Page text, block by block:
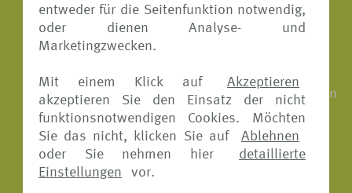
entweder für die Seitenfunktion notwendig,
oder dienen Analyse- und
Marketingzwecken.
Mit einem Klick auf
Akzeptieren
akzeptieren Sie den Einsatz der nicht
funktionsnotwendigen Cookies. Möchten
Sie das nicht, klicken Sie auf
Ablehnen
oder Sie nehmen hier
detaillierte
Einstellungen
vor.
Medizinisch sinnvoller vertretbarer
Krankenrücktransport
Schmerzstillende konservierende
Zahnbehandlungen einschließlich Zahnfüllungen
Ärztlich verordnete Massagen
Überführung ins Inland oder Bestattung im
Ausland im Todesfall